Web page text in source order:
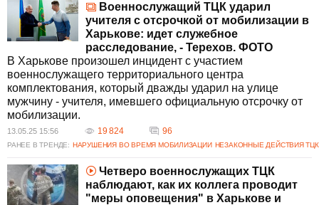
Военнослужащий ТЦК ударил
учителя с отсрочкой от мобилизации в
Харькове: идет служебное
расследование, - Терехов. ФОТО
В Харькове произошел инцидент с участием
военнослужащего территориального центра
комплектования, который дважды ударил на улице
мужчину - учителя, имевшего официальную отсрочку от
мобилизации.
13.05.25 15:56 19 824 96
РАНЕЕ В ТРЕНДЕ: НАРУШЕНИЯ ВО ВРЕМЯ МОБИЛИЗАЦИИ НЕЗАКОННЫЕ ДЕЙСТВИЯ ТЦК
Четверо военнослужащих ТЦК
наблюдают, как их коллега проводит
"меры оповещения" в Харькове и